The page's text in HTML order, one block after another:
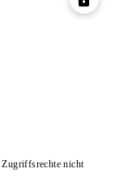
Zugriffsrechte nicht